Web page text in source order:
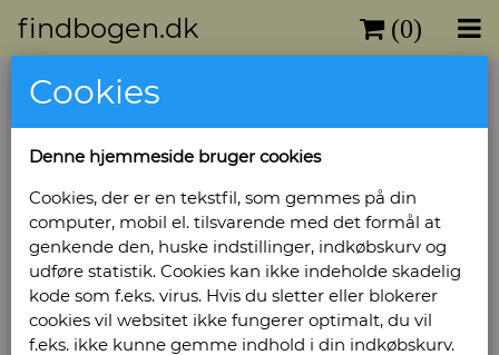
findbogen.dk (0)
Cookies
Denne hjemmeside bruger cookies
Cookies, der er en tekstfil, som gemmes på din
computer, mobil el. tilsvarende med det formål at
genkende den, huske indstillinger, indkøbskurv og
udføre statistik. Cookies kan ikke indeholde skadelig
kode som f.eks. virus. Hvis du sletter eller blokerer
cookies vil websitet ikke fungerer optimalt, du vil
f.eks. ikke kunne gemme indhold i din indkøbskurv.